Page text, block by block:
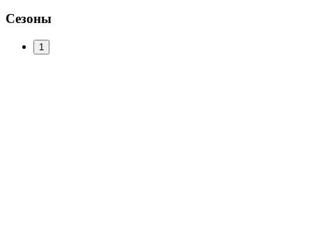
Сезоны
1